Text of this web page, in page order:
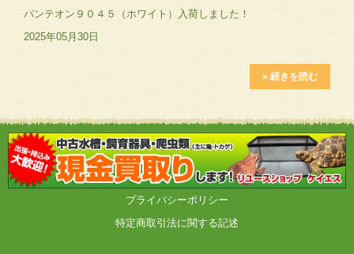
パンテオン９０４５（ホワイト）入荷しました！
2025年05月30日
» 続きを読む
プライバシーポリシー
特定商取引法に関する記述